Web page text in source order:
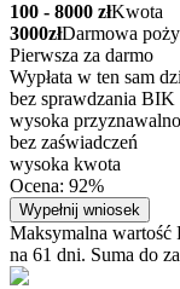
100 - 8000 złKwota
3000złDarmowa
Pierwsza za darmo
Wypłata w ten sam
bez sprawdzania BIK
wysoka
bez zaświadczeń
wysoka kwota
Ocena: 92%
Wypełnij wniosek
Maksymalna wartość
na 61 dni. Suma do